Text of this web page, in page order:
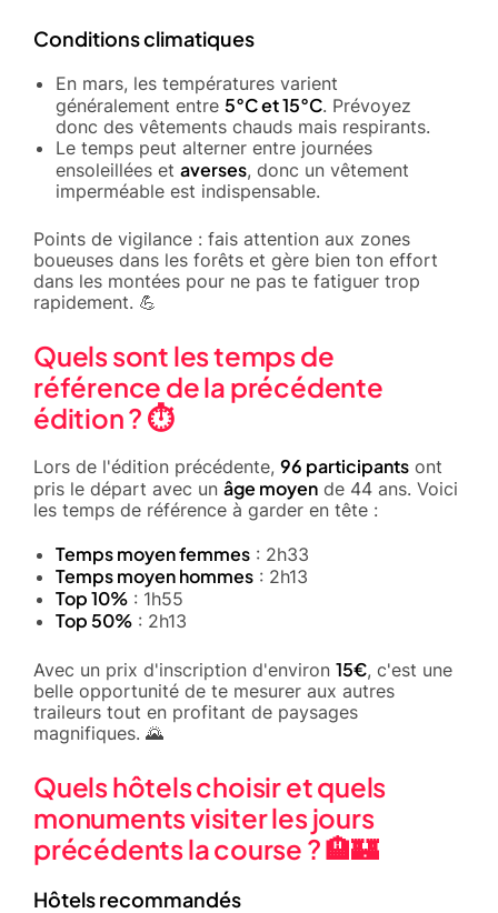
Conditions climatiques
En mars, les températures varient
généralement entre 5°C et 15°C. Prévoyez
donc des vêtements chauds mais respirants.
Le temps peut alterner entre journées
ensoleillées et averses, donc un vêtement
imperméable est indispensable.
Points de vigilance : fais attention aux zones
boueuses dans les forêts et gère bien ton effort
dans les montées pour ne pas te fatiguer trop
rapidement. 💪
Quels sont les temps de
référence de la précédente
édition ? ⏱️
Lors de l'édition précédente, 96 participants ont
pris le départ avec un âge moyen de 44 ans. Voici
les temps de référence à garder en tête :
Temps moyen femmes : 2h33
Temps moyen hommes : 2h13
Top 10% : 1h55
Top 50% : 2h13
Avec un prix d'inscription d'environ 15€, c'est une
belle opportunité de te mesurer aux autres
traileurs tout en profitant de paysages
magnifiques. 🌄
Quels hôtels choisir et quels
monuments visiter les jours
précédents la course ? 🏨🏰
Hôtels recommandés